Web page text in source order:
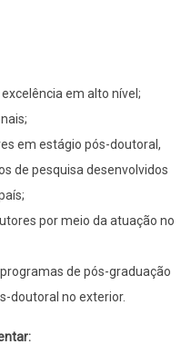
em alto nível;
em estágio pós-doutoral,
de pesquisa desenvolvidos
por meio da atuação no
de pós-graduação
doutoral no exterior.